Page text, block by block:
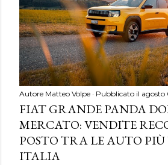
Autore Matteo Volpe Pubblicato il agosto
FIAT GRANDE PANDA
MERCATO: VENDITE
POSTO TRA LE AUTO
ITALIA